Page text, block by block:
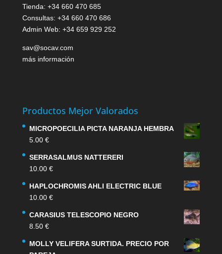
Tienda: +34 660 470 685
Consultas: +34 660 470 686
Admin Web: +34 659 929 252
sav@socav.com
más información
Productos Mejor Valorados
MICROPOECILIA PICTA NARANJA HEMBRA
5.00 €
SERRASALMUS NATTERERI
10.00 €
HAPLOCHROMIS AHLI ELECTRIC BLUE
10.00 €
CARASIUS TELESCOPIO NEGRO
8.50 €
MOLLY VELIFERA SURTIDA. PRECIO POR